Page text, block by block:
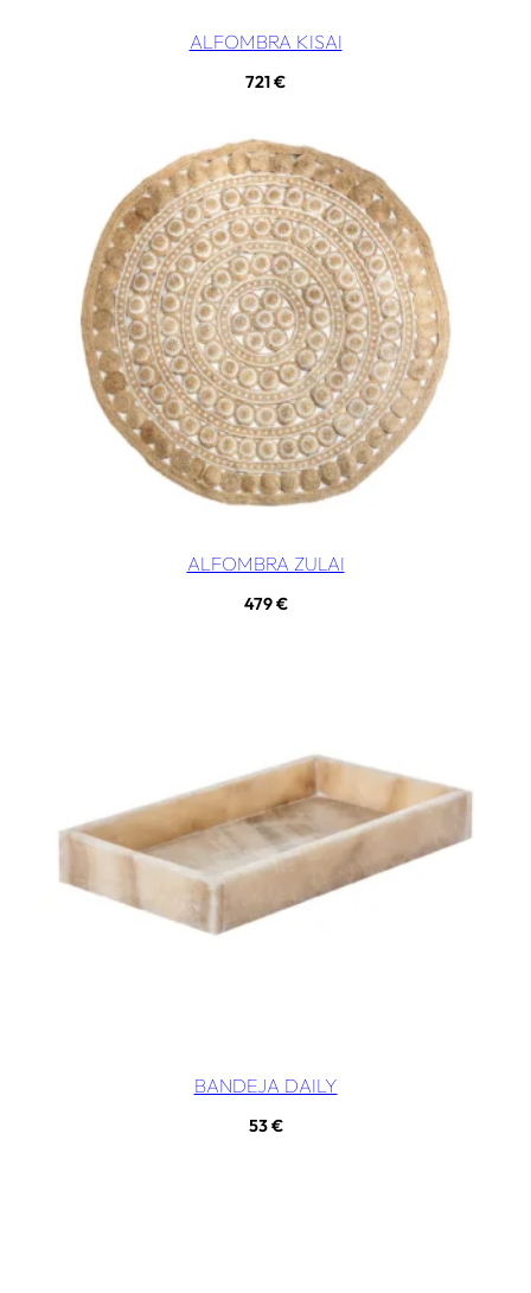
ALFOMBRA KISAI
721€
ALFOMBRA ZULAI
479€
BANDEJA DAILY
53€